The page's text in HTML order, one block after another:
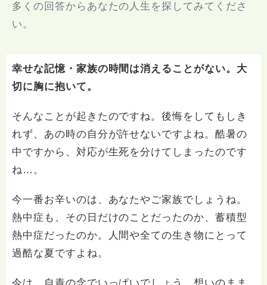
多くの回答からあなたの人生を探してみてくださ
い。
幸せな記憶・家族の時間は消えることがない。大
切に胸に抱いて。
そんなことが起きたのですね。後悔をしてもしき
れず、あの時の自分が許せないですよね。酷暑の
中ですから、対応が生死を分けてしまったのです
ね…。
今一番お辛いのは、あなたやご家族でしょうね。
熱中症も、その日だけのことだったのか、蓄積型
熱中症だったのか。人間や全ての生き物にとって
過酷な夏ですよね。